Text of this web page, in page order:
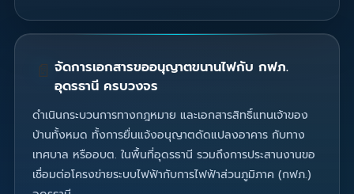
📄 จัดการเอกสารขออนุญาตขนานไฟกับ กฟภ.
อุดรธานี ครบวงจร
ดำเนินกระบวนการทางกฎหมาย และเอกสารสิทธิ์แทนเจ้าของ
บ้านทั้งหมด ทั้งการยื่นแจ้งอนุญาตดัดแปลงอาคาร กับทาง
เทศบาล หรืออบต. ในพื้นที่อุดรธานี รวมถึงการประสานงานขอ
เชื่อมต่อโครงข่ายระบบไฟฟ้ากับการไฟฟ้าส่วนภูมิภาค (กฟภ.)